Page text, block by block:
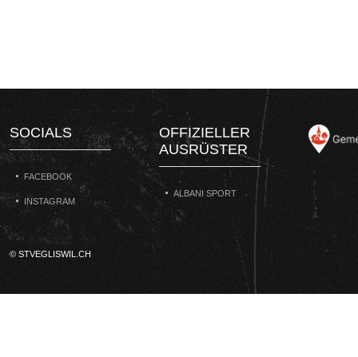
SOCIALS
FACEBOOK
INSTAGRAM
OFFIZIELLER
AUSRÜSTER
ALBANI SPORT
© STVEGLISWIL.CH